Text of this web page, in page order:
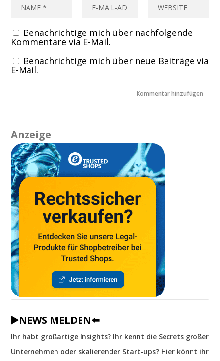
Benachrichtige mich über nachfolgende
Kommentare via E-Mail.
Benachrichtige mich über neue Beiträge via
E-Mail.
Anzeige
▶️NEWS MELDEN⬅️
Ihr habt großartige Insights? Ihr kennt die Secrets großer
Unternehmen oder skalierender Start-ups? Hier könnt ihr